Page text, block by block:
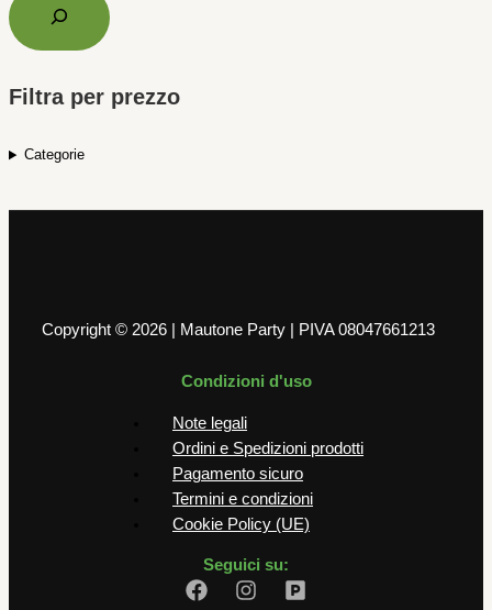
Filtra per prezzo
Categorie
Copyright © 2026 | Mautone Party | PIVA 08047661213
Condizioni d'uso
Note legali
Ordini e Spedizioni prodotti
Pagamento sicuro
Termini e condizioni
Cookie Policy (UE)
Seguici su: